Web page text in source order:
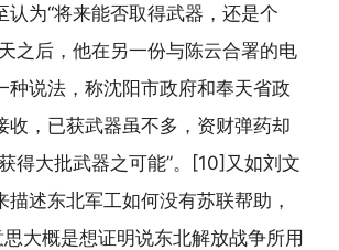
认为“将来能否取得武器，还是个
之后，他在另一份与陈云合署的电
种说法，称沈阳市政府和奉天省政
收，已获武器虽不多，资财弹药却
得大批武器之可能”。[10]又如刘文
描述东北军工如何没有苏联帮助，
思大概是想证明说东北解放战争所用